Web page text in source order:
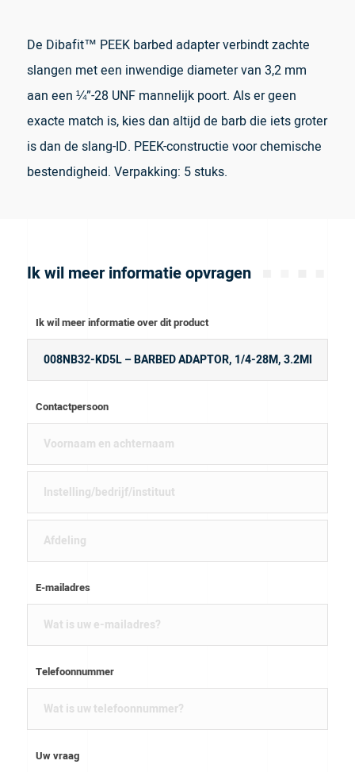
De Dibafit™ PEEK barbed adapter verbindt zachte
slangen met een inwendige diameter van 3,2 mm
aan een ¼”-28 UNF mannelijk poort. Als er geen
exacte match is, kies dan altijd de barb die iets groter
is dan de slang-ID. PEEK-constructie voor chemische
bestendigheid. Verpakking: 5 stuks.
Ik wil meer informatie opvragen
Ik wil meer informatie over dit product
Contactpersoon
E-mailadres
Telefoonnummer
Uw vraag